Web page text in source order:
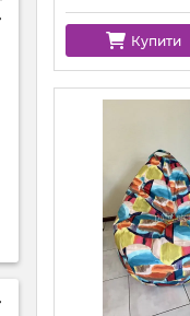
Купити